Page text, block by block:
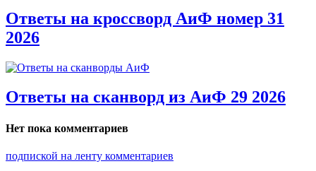
Ответы на кроссворд АиФ номер 31
2026
Ответы на сканворд из АиФ 29 2026
Нет пока комментариев
подпиской на ленту комментариев